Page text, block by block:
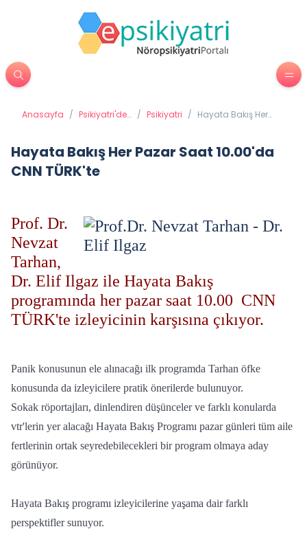
Anasayfa / Psikiyatri'de
/ Psikiyatri / Hayata Bakış Her
Hayata Bakış Her Pazar Saat 10.00'da
CNN TÜRK'te
Prof. Dr.
Nevzat
Tarhan,
Dr. Elif Ilgaz ile Hayata Bakış
programında her pazar saat 10.00 CNN
TÜRK'te izleyicinin karşısına çıkıyor.
Panik konusunun ele alınacağı ilk programda Tarhan öfke
konusunda da izleyicilere pratik önerilerde bulunuyor.
Sokak röportajları, dinlendiren düşünceler ve farklı konularda
vtr'lerin yer alacağı Hayata Bakış Programı pazar günleri tüm aile
fertlerinin ortak seyredebilecekleri bir program olmaya aday
görünüyor.
Hayata Bakış programı izleyicilerine yaşama dair farklı
perspektifler sunuyor.